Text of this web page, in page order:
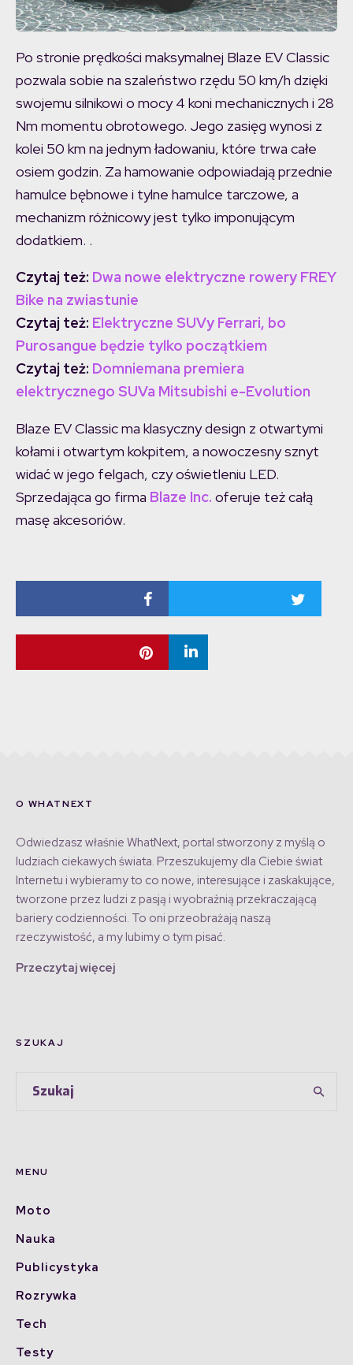
Po stronie prędkości maksymalnej Blaze EV Classic
pozwala sobie na szaleństwo rzędu 50 km/h dzięki
swojemu silnikowi o mocy 4 koni mechanicznych i 28
Nm momentu obrotowego. Jego zasięg wynosi z
kolei 50 km na jednym ładowaniu, które trwa całe
osiem godzin. Za hamowanie odpowiadają przednie
hamulce bębnowe i tylne hamulce tarczowe, a
mechanizm różnicowy jest tylko imponującym
dodatkiem. .
Czytaj też: Dwa nowe elektryczne rowery FREY
Bike na zwiastunie
Czytaj też: Elektryczne SUVy Ferrari, bo
Purosangue będzie tylko początkiem
Czytaj też: Domniemana premiera
elektrycznego SUVa Mitsubishi e-Evolution
Blaze EV Classic ma klasyczny design z otwartymi
kołami i otwartym kokpitem, a nowoczesny sznyt
widać w jego felgach, czy oświetleniu LED.
Sprzedająca go firma Blaze Inc. oferuje też całą
masę akcesoriów.
O WHATNEXT
Odwiedzasz właśnie WhatNext, portal stworzony z myślą o
ludziach ciekawych świata. Przeszukujemy dla Ciebie świat
Internetu i wybieramy to co nowe, interesujące i zaskakujące,
tworzone przez ludzi z pasją i wyobraźnią przekraczającą
bariery codzienności. To oni przeobrażają naszą
rzeczywistość, a my lubimy o tym pisać.
Przeczytaj więcej
SZUKAJ
MENU
Moto
Nauka
Publicystyka
Rozrywka
Tech
Testy